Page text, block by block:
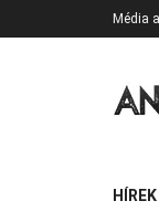
Média
HÍREK